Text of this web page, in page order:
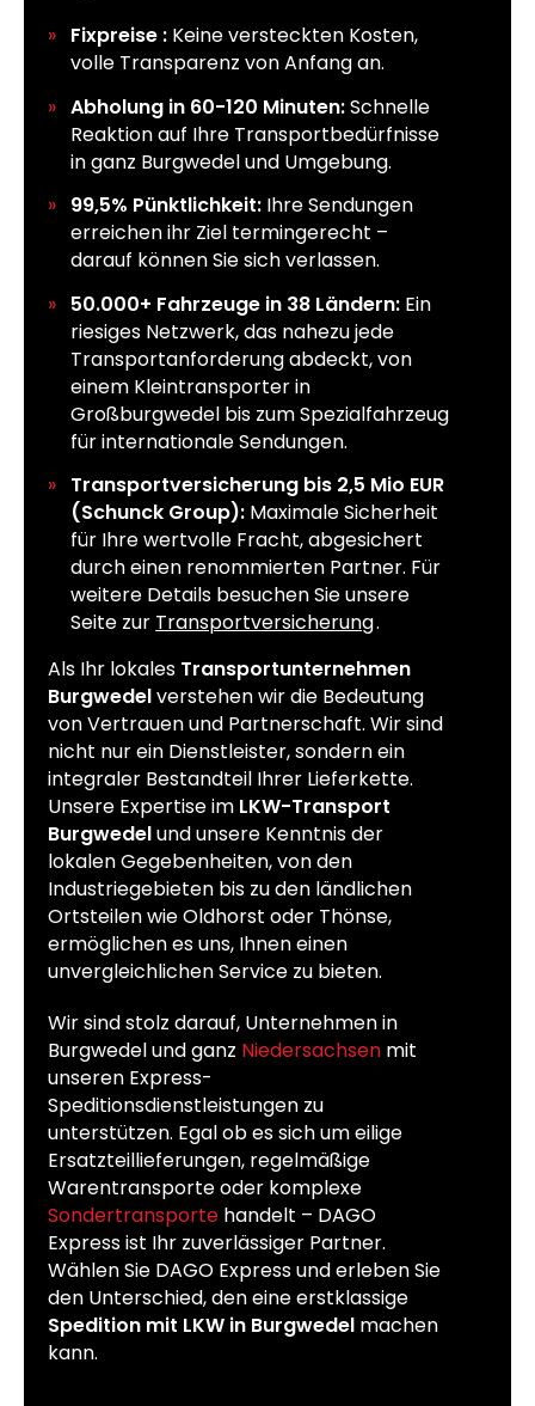
Fixpreise : Keine versteckten Kosten,
volle Transparenz von Anfang an.
Abholung in 60-120 Minuten:Schnelle
Reaktion auf Ihre Transportbedürfnisse
in ganz Burgwedel und Umgebung.
99,5% Pünktlichkeit: Ihre Sendungen
erreichen ihr Ziel termingerecht –
darauf können Sie sich verlassen.
50.000+ Fahrzeuge in 38 Ländern: Ein
riesiges Netzwerk, das nahezu jede
Transportanforderung abdeckt, von
einem Kleintransporter in
Großburgwedel bis zum Spezialfahrzeug
für internationale Sendungen.
Transportversicherung bis 2,5 Mio EUR
(Schunck Group): Maximale Sicherheit
für Ihre wertvolle Fracht, abgesichert
durch einen renommierten Partner. Für
weitere Details besuchen Sie unsere
Seite zur Transportversicherung.
Als Ihr lokales Transportunternehmen
Burgwedelverstehen wir die Bedeutung
von Vertrauen und Partnerschaft. Wir sind
nicht nur ein Dienstleister, sondern ein
integraler Bestandteil Ihrer Lieferkette.
Unsere Expertise im LKW-Transport
Burgwedelund unsere Kenntnis der
lokalen Gegebenheiten, von den
Industriegebieten bis zu den ländlichen
Ortsteilen wie Oldhorst oder Thönse,
ermöglichen es uns, Ihnen einen
unvergleichlichen Service zu bieten.
Wir sind stolz darauf, Unternehmen in
Burgwedel und ganz Niedersachsen mit
unseren Express-
Speditionsdienstleistungen zu
unterstützen. Egal ob es sich um eilige
Ersatzteillieferungen, regelmäßige
Warentransporte oder komplexe
Sondertransporte handelt – DAGO
Express ist Ihr zuverlässiger Partner.
Wählen Sie DAGO Express und erleben Sie
den Unterschied, den eine erstklassige
Spedition mit LKW in Burgwedel machen
kann.